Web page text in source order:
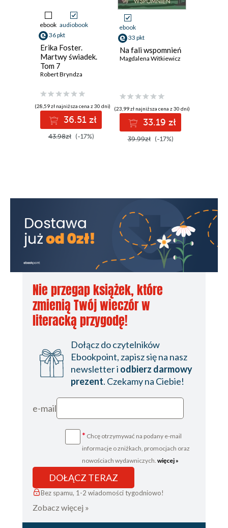
ebook audiobook
36 pkt
Erika Foster.
Martwy świadek.
Tom 7
Robert Bryndza
(28,59 zł najniższa cena z 30 dni)
36.51 zł
43.98zł (-17%)
ebook
33 pkt
Na fali wspomnień
Magdalena Witkiewicz
(23,99 zł najniższa cena z 30 dni)
33.19 zł
39.99zł (-17%)
Nie przegap książek, które
zmienią Twój wieczór w
literacką przygodę!
Dołącz do czytelników
Ebookpoint, zapisz się na nasz
newsletter i odbierz darmowy
prezent. Czekamy na Ciebie!
e-mail
* Chcę otrzymywać na podany e-mail
informacje o zniżkach, promocjach oraz
nowościach wydawniczych. więcej »
DOŁĄCZ TERAZ
Bez spamu, 1-2 wiadomości tygodniowo!
Zobacz więcej »